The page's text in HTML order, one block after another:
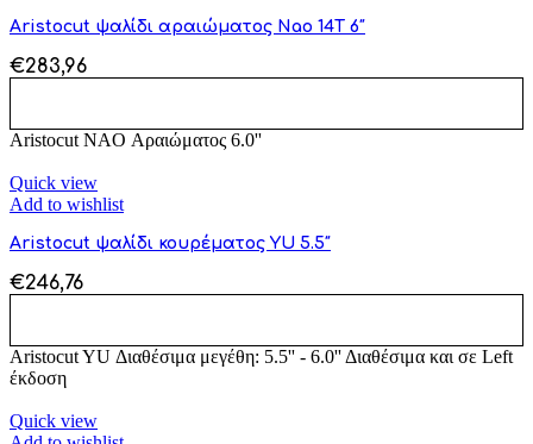
Aristocut ψαλίδι αραιώματος Nao 14T 6″
€283,96
Aristocut NAO Αραιώματος 6.0''
Quick view
Add to wishlist
Aristocut ψαλίδι κουρέματος YU 5.5″
€246,76
Aristocut YU Διαθέσιμα μεγέθη: 5.5'' - 6.0'' Διαθέσιμα και σε Left
έκδοση
Quick view